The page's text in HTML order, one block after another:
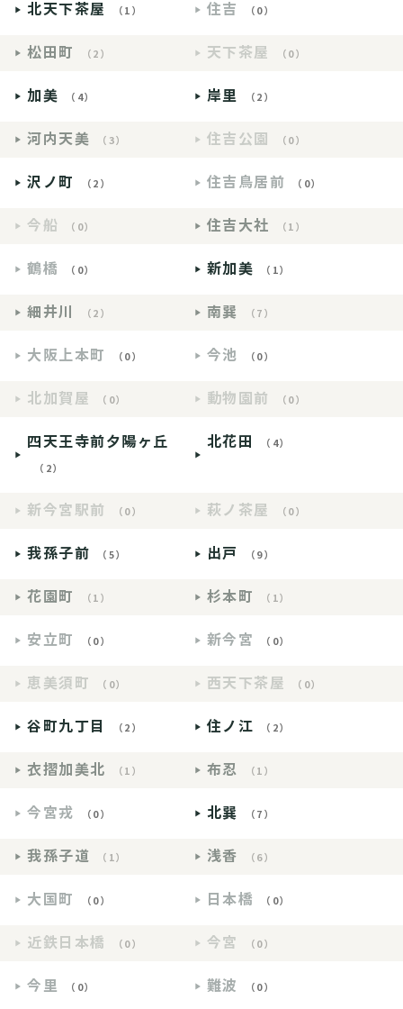
北天下茶屋 （1） 住吉 （0）
松田町 （2） 天下茶屋 （0）
加美 （4） 岸里 （2）
河内天美 （3） 住吉公園 （0）
沢ノ町 （2） 住吉鳥居前 （0）
今船 （0） 住吉大社 （1）
鶴橋 （0） 新加美 （1）
細井川 （2） 南巽 （7）
大阪上本町 （0） 今池 （0）
北加賀屋 （0） 動物園前 （0）
四天王寺前夕陽ヶ丘
（2）
北花田 （4）
新今宮駅前 （0） 萩ノ茶屋 （0）
我孫子前 （5） 出戸 （9）
花園町 （1） 杉本町 （1）
安立町 （0） 新今宮 （0）
恵美須町 （0） 西天下茶屋 （0）
谷町九丁目 （2） 住ノ江 （2）
衣摺加美北 （1） 布忍 （1）
今宮戎 （0） 北巽 （7）
我孫子道 （1） 浅香 （6）
大国町 （0） 日本橋 （0）
近鉄日本橋 （0） 今宮 （0）
今里 （0） 難波 （0）